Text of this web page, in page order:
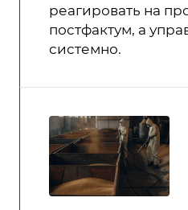
реагировать на
постфактум, а
системно.